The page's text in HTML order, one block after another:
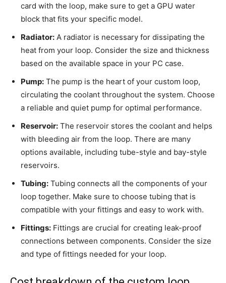
card​ with the loop, make ​sure to get a GPU ​water
block that⁣ fits your specific ‍model.
Radiator: A radiator is necessary for dissipating ‌the
heat ⁣from your ​loop. Consider ⁣the size and thickness
based on the⁢ available space in your ⁢PC case.
Pump: The pump is ⁢the heart of your custom ‌loop,
circulating ⁢the coolant throughout the system. Choose
⁣a reliable⁣ and quiet pump for optimal performance.
Reservoir: The reservoir stores the coolant and helps
with bleeding air‌ from‌ the loop. There are ‌many
options available, including tube-style and ⁣bay-style⁤
reservoirs.
Tubing: Tubing connects all the components of your
loop together. Make sure to choose ⁢tubing that is
compatible with ⁤your fittings and easy to work with.
Fittings: Fittings are‌ crucial for creating⁢ leak-proof⁢
connections between ⁣components. Consider ‍the size
and ⁣type of fittings needed for ‌your loop.